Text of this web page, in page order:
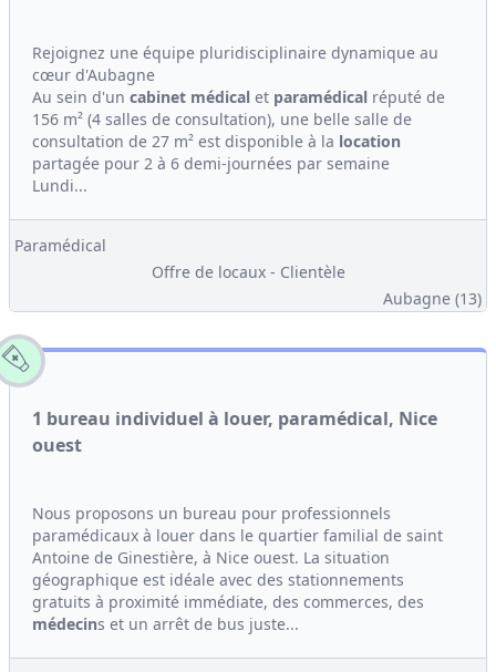
Rejoignez une équipe pluridisciplinaire dynamique au
cœur d'Aubagne
Au sein d'un cabinet médical et paramédical réputé de
156 m² (4 salles de consultation), une belle salle de
consultation de 27 m² est disponible à la location
partagée pour 2 à 6 demi-journées par semaine
Lundi...
Paramédical
Offre de locaux - Clientèle
Aubagne (13)
1 bureau individuel à louer, paramédical, Nice
ouest
Nous proposons un bureau pour professionnels
paramédicaux à louer dans le quartier familial de saint
Antoine de Ginestière, à Nice ouest. La situation
géographique est idéale avec des stationnements
gratuits à proximité immédiate, des commerces, des
médecins et un arrêt de bus juste...